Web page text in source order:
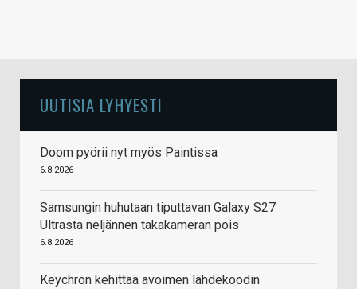
UUTISIA LYHYESTI
Doom pyörii nyt myös Paintissa
6.8.2026
Samsungin huhutaan tiputtavan Galaxy S27
Ultrasta neljännen takakameran pois
6.8.2026
Keychron kehittää avoimen lähdekoodin